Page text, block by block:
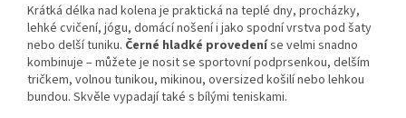
Krátká délka nad kolena je praktická na teplé dny, procházky,
lehké cvičení, jógu, domácí nošení i jako spodní vrstva pod šaty
nebo delší tuniku. Černé hladké provedeníse velmi snadno
kombinuje – můžete je nosit se sportovní podprsenkou, delším
tričkem, volnou tunikou, mikinou, oversized košilí nebo lehkou
bundou. Skvěle vypadají také s bílými teniskami.